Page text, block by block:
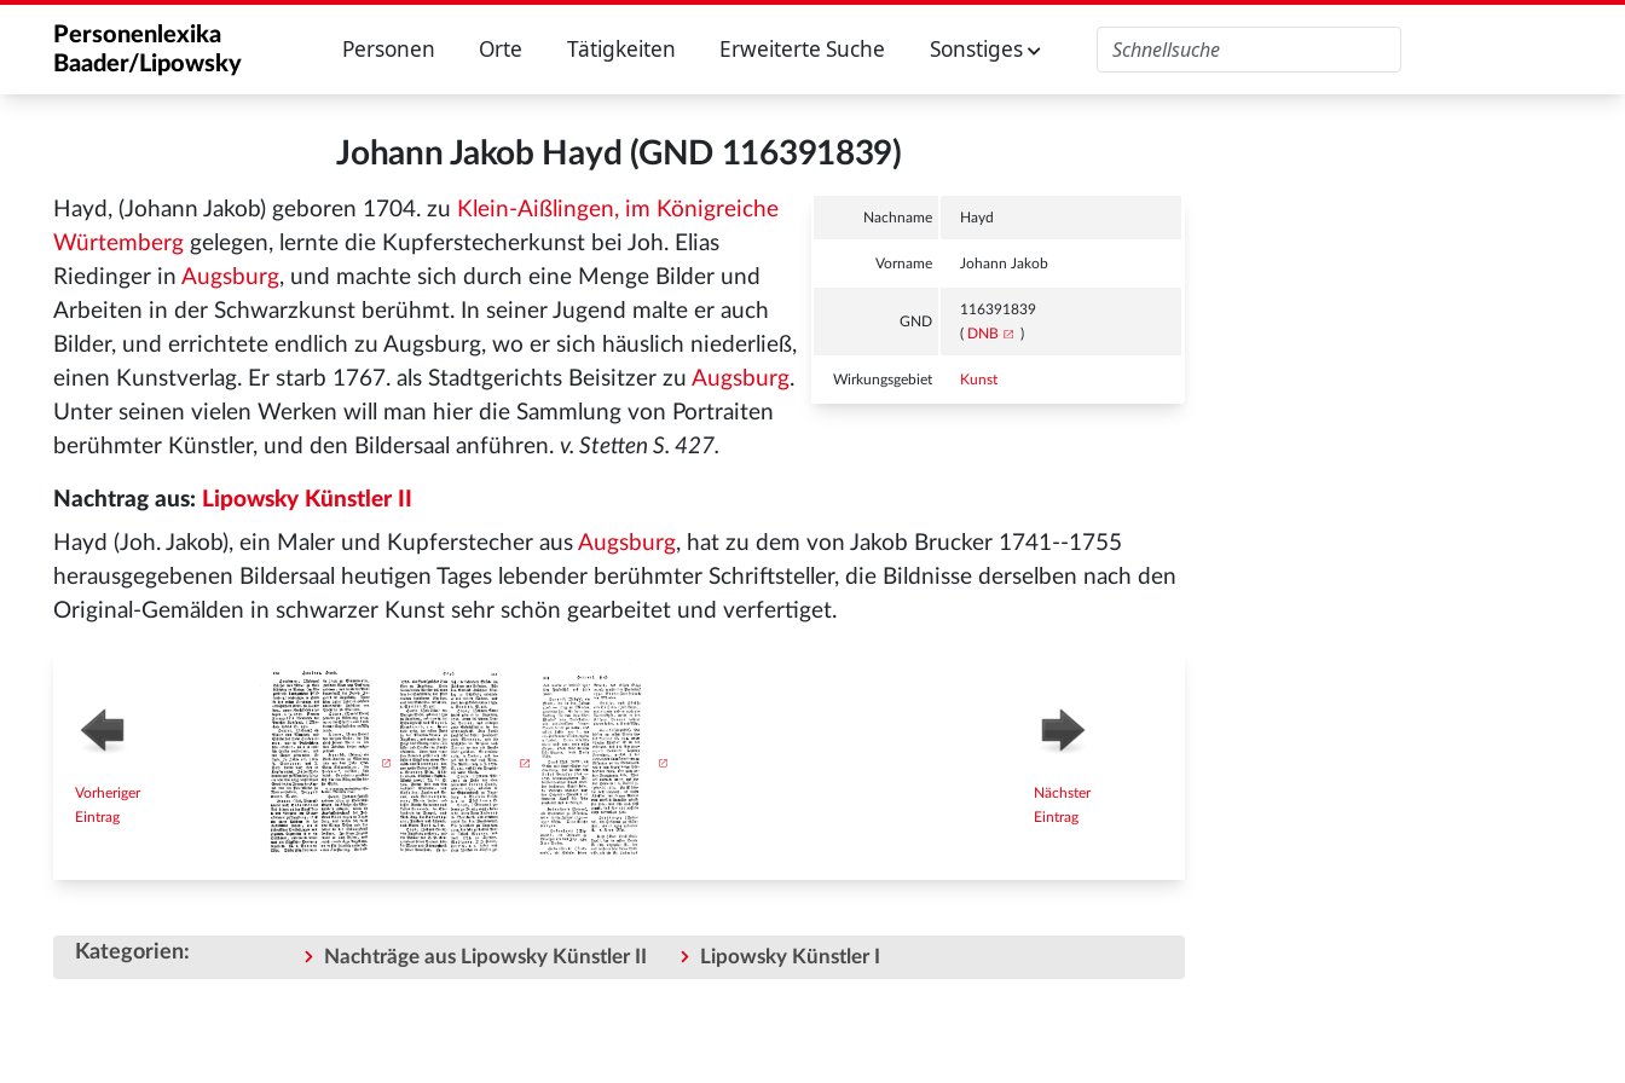
Personenlexika
Baader/Lipowsky
Personen Orte Tätigkeiten Erweiterte Suche Sonstiges
Johann Jakob Hayd (GND 116391839)
Nachname Hayd
Vorname Johann Jakob
GND
116391839
( DNB )
Wirkungsgebiet Kunst
Hayd, (Johann Jakob) geboren 1704. zu Klein-Aißlingen, im Königreiche
Würtemberg gelegen, lernte die Kupferstecherkunst bei Joh. Elias
Riedinger in Augsburg, und machte sich durch eine Menge Bilder und
Arbeiten in der Schwarzkunst berühmt. In seiner Jugend malte er auch
Bilder, und errichtete endlich zu Augsburg, wo er sich häuslich niederließ,
einen Kunstverlag. Er starb 1767. als Stadtgerichts Beisitzer zu Augsburg.
Unter seinen vielen Werken will man hier die Sammlung von Portraiten
berühmter Künstler, und den Bildersaal anführen. v. Stetten S. 427.
Nachtrag aus: Lipowsky Künstler II
Hayd (Joh. Jakob), ein Maler und Kupferstecher aus Augsburg, hat zu dem von Jakob Brucker 1741--1755
herausgegebenen Bildersaal heutigen Tages lebender berühmter Schriftsteller, die Bildnisse derselben nach den
Original-Gemälden in schwarzer Kunst sehr schön gearbeitet und verfertiget.
Vorheriger
Eintrag
Nächster
Eintrag
Kategorien: Nachträge aus Lipowsky Künstler II Lipowsky Künstler I